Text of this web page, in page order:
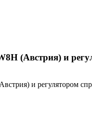
(Австрия) и
и регулятором